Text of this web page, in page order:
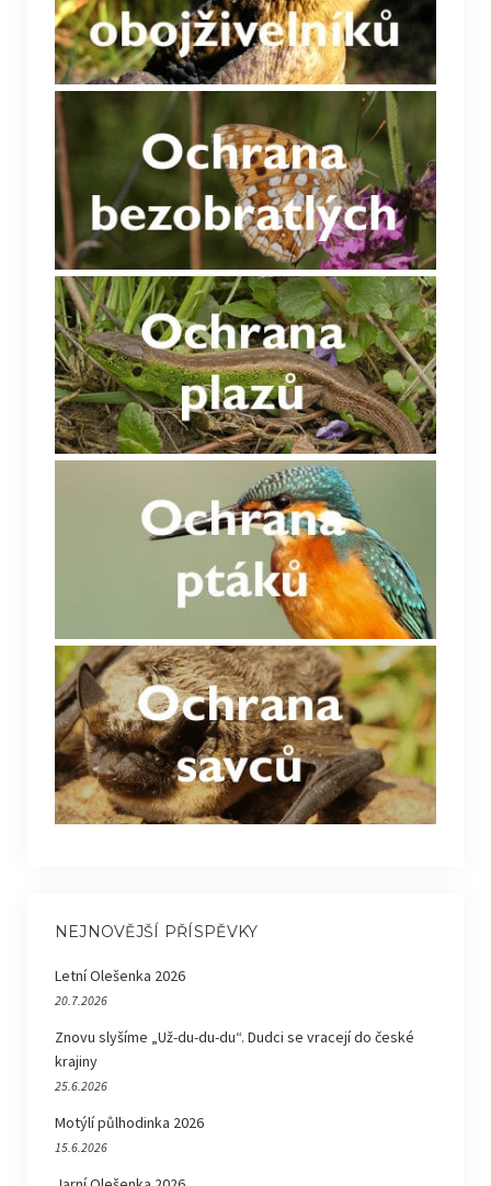
NEJNOVĚJŠÍ PŘÍSPĚVKY
Letní Olešenka 2026
20.7.2026
Znovu slyšíme „Už-du-du-du“. Dudci se vracejí do české
krajiny
25.6.2026
Motýlí půlhodinka 2026
15.6.2026